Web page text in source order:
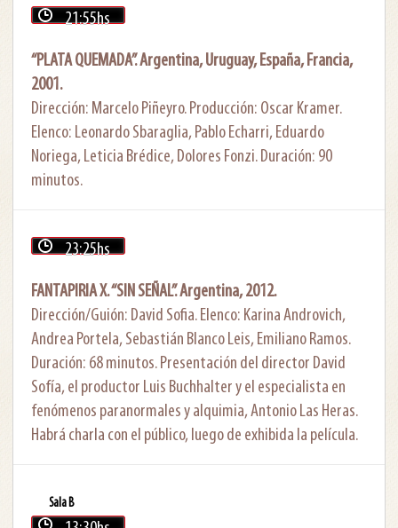
21:55hs
“PLATA QUEMADA”. Argentina, Uruguay, España, Francia,
2001.
Dirección: Marcelo Piñeyro. Producción: Oscar Kramer.
Elenco: Leonardo Sbaraglia, Pablo Echarri, Eduardo
Noriega, Leticia Brédice, Dolores Fonzi. Duración: 90
minutos.
23:25hs
FANTAPIRIA X. “SIN SEÑAL”. Argentina, 2012.
Dirección/Guión: David Sofia. Elenco: Karina Androvich,
Andrea Portela, Sebastián Blanco Leis, Emiliano Ramos.
Duración: 68 minutos. Presentación del director David
Sofía, el productor Luis Buchhalter y el especialista en
fenómenos paranormales y alquimia, Antonio Las Heras.
Habrá charla con el público, luego de exhibida la película.
Sala B